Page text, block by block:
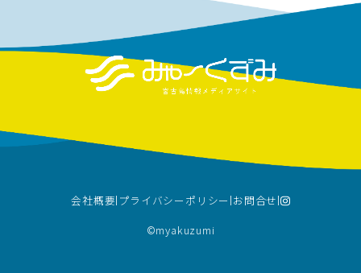
会社概要 プライバシーポリシー お問合せ
©︎myakuzumi